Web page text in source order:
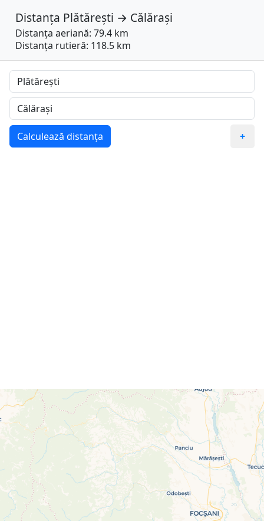
Distanța Plătărești → Călărași
Distanța aeriană: 79.4 km
Distanța rutieră: 118.5 km
Calculează distanța +